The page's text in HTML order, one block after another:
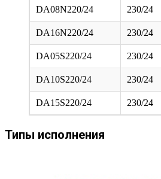
DA08N220/24 230/24
DA16N220/24 230/24
DA05S220/24 230/24
DA10S220/24 230/24
DA15S220/24 230/24
Типы исполнения